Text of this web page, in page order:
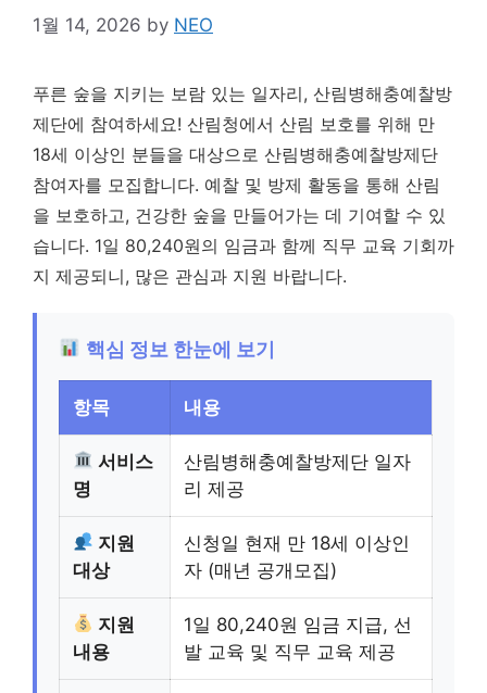
1월 14, 2026 by NEO
푸른 숲을 지키는 보람 있는 일자리, 산림병해충예찰방
제단에 참여하세요! 산림청에서 산림 보호를 위해 만
18세 이상인 분들을 대상으로 산림병해충예찰방제단
참여자를 모집합니다. 예찰 및 방제 활동을 통해 산림
을 보호하고, 건강한 숲을 만들어가는 데 기여할 수 있
습니다. 1일 80,240원의 임금과 함께 직무 교육 기회까
지 제공되니, 많은 관심과 지원 바랍니다.
핵심 정보 한눈에 보기
항목 내용
서비스
명
산림병해충예찰방제단 일자
리 제공
지원
대상
신청일 현재 만 18세 이상인
자 (매년 공개모집)
지원
내용
1일 80,240원 임금 지급, 선
발 교육 및 직무 교육 제공